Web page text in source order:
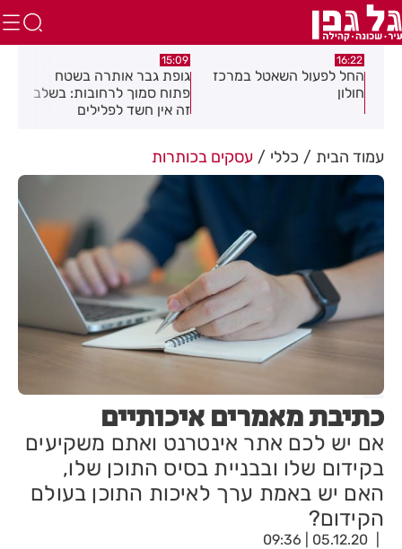
16:22
החל לפעול השאטל במרכז
חולון
15:09
גופת גבר אותרה בשטח
פתוח סמוך לרחובות: בשלב
זה אין חשד לפלילים
עמוד הבית כללי עסקים בכותרות
כתיבת מאמרים איכותיים
אם יש לכם אתר אינטרנט ואתם משקיעים
בקידום שלו ובבניית בסיס התוכן שלו,
האם יש באמת ערך לאיכות התוכן בעולם
הקידום?
05.12.20 | 09:36